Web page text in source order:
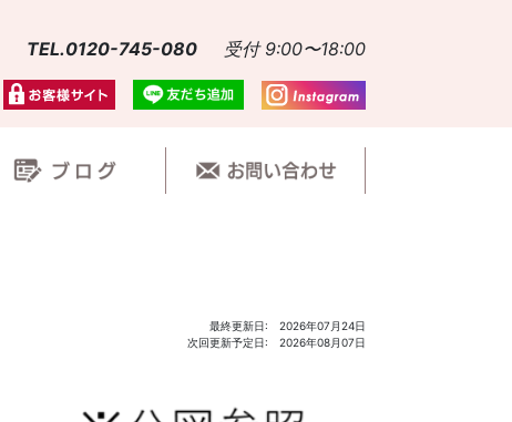
TEL.0120-745-080 受付 9:00〜18:00
最終更新日: 2026年07月24日
次回更新予定日: 2026年08月07日